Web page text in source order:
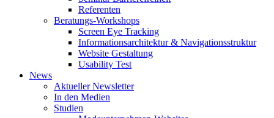
Referenten
Beratungs-Workshops
Screen Eye Tracking
Informationsarchitektur & Navigationsstruktur
Website Gestaltung
Usability Test
News
Aktueller Newsletter
In den Medien
Studien